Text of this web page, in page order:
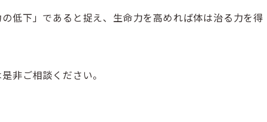
低下」であると捉え、生命力を高めれば体は治る力を得
非ご相談ください。